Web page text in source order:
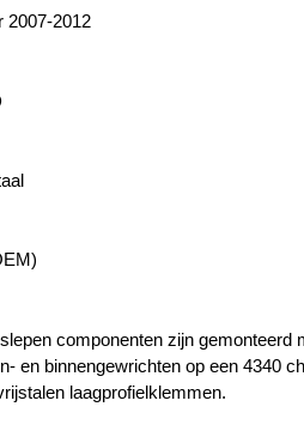
2007-2012
componenten zijn
en binnengewrichten op een 4340
laagprofielklemmen.